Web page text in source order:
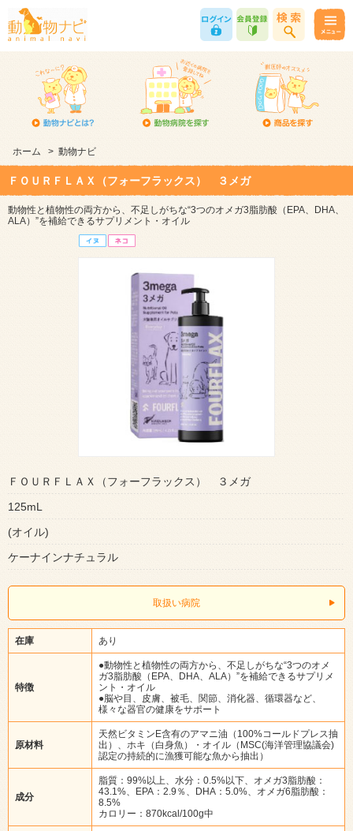
ホーム > 動物ナビ
ＦＯＵＲＦＬＡＸ（フォーフラックス） ３メガ
動物性と植物性の両方から、不足しがちな“3つのオメガ3脂肪酸（EPA、DHA、
ALA）”を補給できるサプリメント・オイル
ＦＯＵＲＦＬＡＸ（フォーフラックス） ３メガ
125mL
(オイル)
ケーナインナチュラル
取扱い病院
在庫 あり
特徴
●動物性と植物性の両方から、不足しがちな“3つのオメ
ガ3脂肪酸（EPA、DHA、ALA）”を補給できるサプリメ
ント・オイル
●脳や目、皮膚、被毛、関節、消化器、循環器など、
様々な器官の健康をサポート
原材料
天然ビタミンE含有のアマニ油（100%コールドプレス抽
出）、ホキ（白身魚）・オイル（MSC(海洋管理協議会)
認定の持続的に漁獲可能な魚から抽出）
成分
脂質：99%以上、水分：0.5%以下、オメガ3脂肪酸：
43.1%、EPA：2.9％、DHA：5.0%、オメガ6脂肪酸：
8.5%
カロリー：870kcal/100g中